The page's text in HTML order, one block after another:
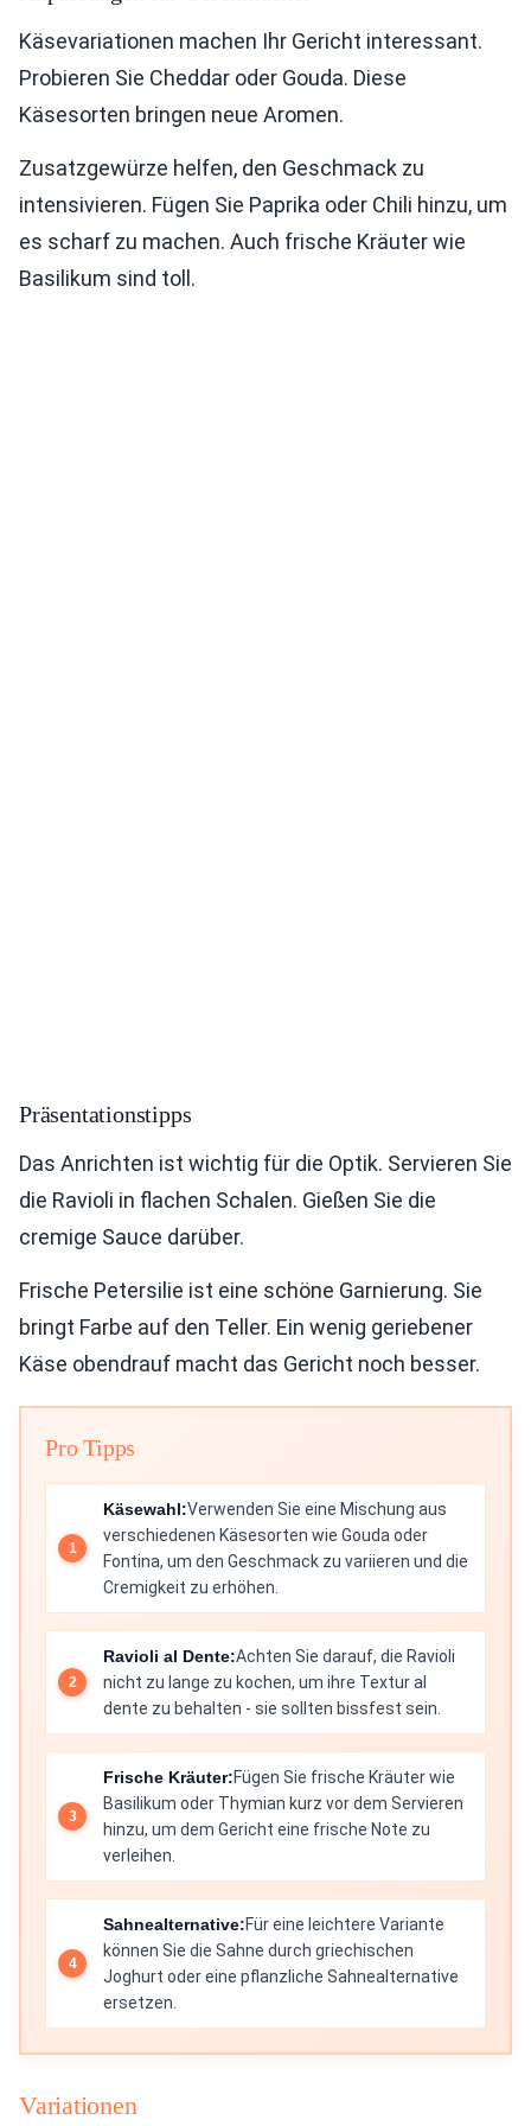
Käsevariationen machen Ihr Gericht interessant.
Probieren Sie Cheddar oder Gouda. Diese
Käsesorten bringen neue Aromen.
Zusatzgewürze helfen, den Geschmack zu
intensivieren. Fügen Sie Paprika oder Chili hinzu, um
es scharf zu machen. Auch frische Kräuter wie
Basilikum sind toll.
Präsentationstipps
Das Anrichten ist wichtig für die Optik. Servieren Sie
die Ravioli in flachen Schalen. Gießen Sie die
cremige Sauce darüber.
Frische Petersilie ist eine schöne Garnierung. Sie
bringt Farbe auf den Teller. Ein wenig geriebener
Käse obendrauf macht das Gericht noch besser.
Pro Tipps
Käsewahl:Verwenden Sie eine Mischung aus
verschiedenen Käsesorten wie Gouda oder
Fontina, um den Geschmack zu variieren und die
Cremigkeit zu erhöhen.
Ravioli al Dente:Achten Sie darauf, die Ravioli
nicht zu lange zu kochen, um ihre Textur al
dente zu behalten - sie sollten bissfest sein.
Frische Kräuter:Fügen Sie frische Kräuter wie
Basilikum oder Thymian kurz vor dem Servieren
hinzu, um dem Gericht eine frische Note zu
verleihen.
Sahnealternative:Für eine leichtere Variante
können Sie die Sahne durch griechischen
Joghurt oder eine pflanzliche Sahnealternative
ersetzen.
Variationen